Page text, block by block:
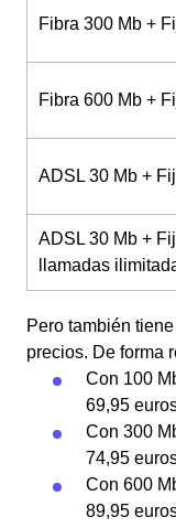
Fibra 300 Mb +
Fibra 600 Mb +
ADSL 30 Mb +
ADSL 30 Mb +
llamadas
Pero también
precios. De forma
Con 100
69,95
Con 300
74,95
Con 600
89,95